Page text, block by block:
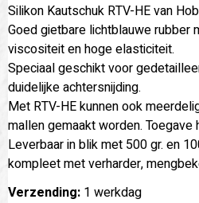
Silikon Kautschuk RTV-HE van
Goed gietbare lichtblauwe rubber
viscositeit en hoge elasticiteit.
Speciaal geschikt voor
duidelijke achtersnijding.
Met RTV-HE kunnen ook
mallen gemaakt worden. Toegave
Leverbaar in blik met 500 gr. en
kompleet met verharder,
Verzending: 1 werkdag